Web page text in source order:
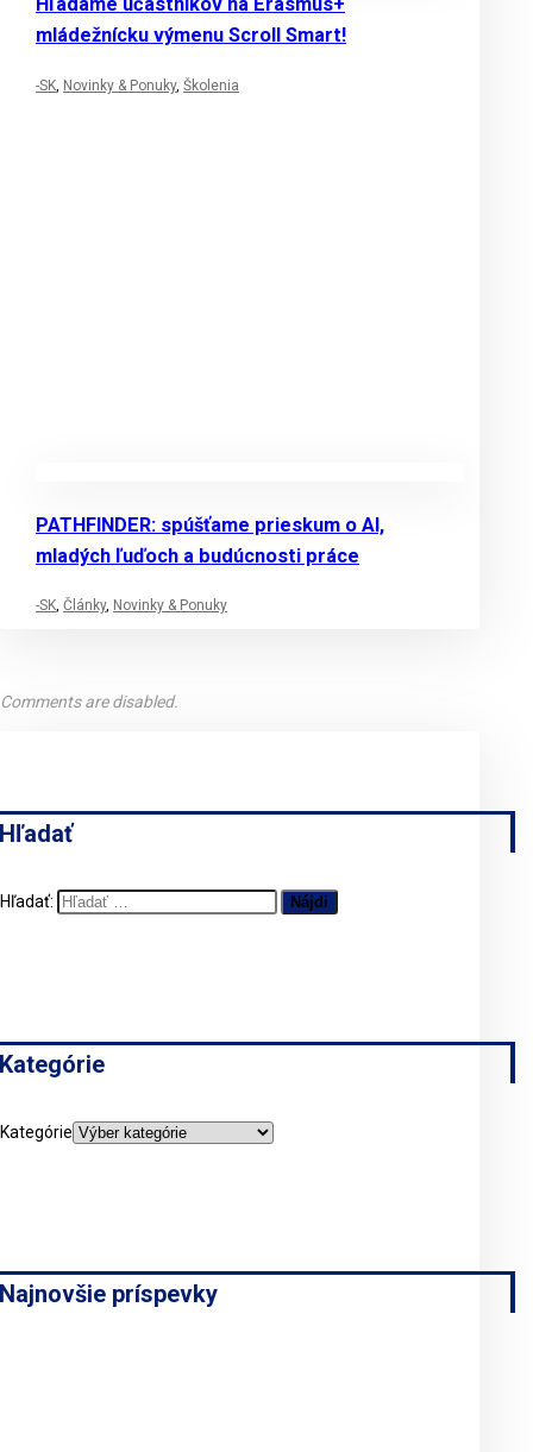
mládežnícku výmenu Scroll Smart!
-SK Novinky & Ponuky, Školenia
PATHFINDER: spúšťame prieskum o AI,
mladých ľuďoch a budúcnosti práce
-SK, Články, Novinky & Ponuky
Comments are disabled.
Hľadať
Hľadať:
Kategórie
Kategórie
Najnovšie príspevky